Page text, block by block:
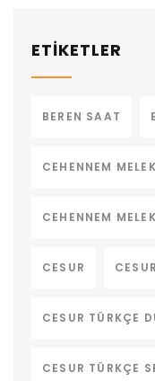
ETİKETLER
BEREN SAAT
CEHENNEM
CEHENNEM
CESUR
CESUR TÜRKÇE
CESUR TÜRKÇE